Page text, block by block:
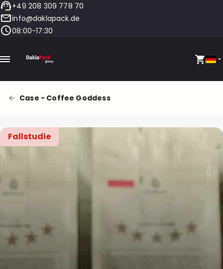
+49 208 309 778 70
info@daklapack.de
08:00-17:30
Case - Coffee Goddess
Fallstudie